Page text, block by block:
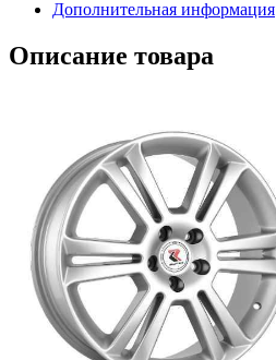
Дополнительная информация
Описание товара